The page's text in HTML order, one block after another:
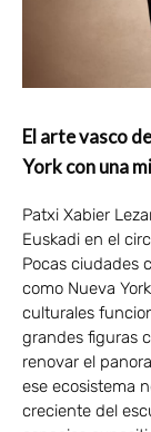
El arte vasco
York con una
Patxi Xabier
Euskadi en el
Pocas ciudades
como Nueva
culturales
grandes figuras
renovar el
ese ecosistema
creciente del